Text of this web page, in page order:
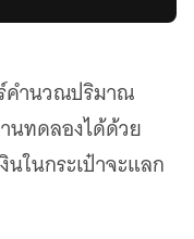
คำนวณปริมาณ
นทดลองได้ด้วย
ในกระเป๋าจะแลก